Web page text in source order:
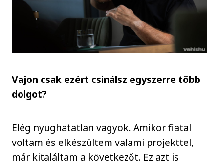
Vajon csak ezért csinálsz egyszerre több
dolgot?
Elég nyughatatlan vagyok. Amikor fiatal
voltam és elkészültem valami projekttel,
már kitaláltam a következőt. Ez azt is